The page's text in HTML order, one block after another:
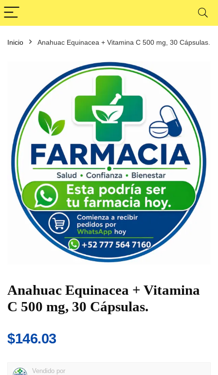
Inicio Anahuac Equinacea + Vitamina C 500 mg, 30 Cápsulas.
Anahuac Equinacea + Vitamina
C 500 mg, 30 Cápsulas.
$146.03
Vendido por